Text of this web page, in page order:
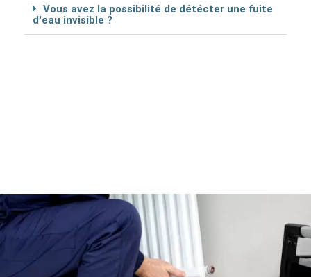
Vous avez la possibilité de détécter une fuite
d'eau invisible ?